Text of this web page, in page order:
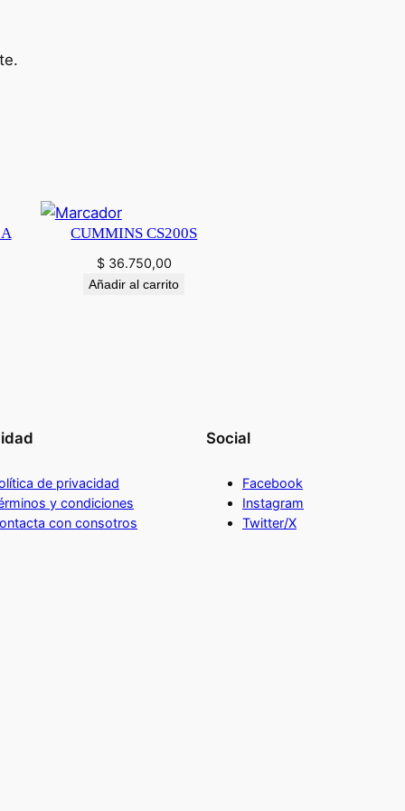
CUMMINS CS200S
$36.750,00
Añadir al carrito
de privacidad
y condiciones
con consotros
Social
Facebook
Instagram
Twitter/X